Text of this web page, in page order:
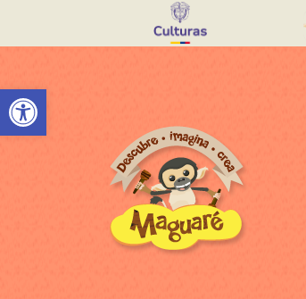
Abrir barra de herramientas